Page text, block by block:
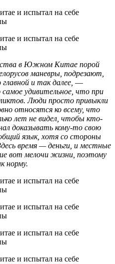
в Южном Китае порой
маневры, подрезают,
и так далее, —
удивительное, что при
Люди просто привыкли
относятся ко всему, что
лет не видел, чтобы кто-
доказывать кому-то свою
язык, хотя со стороны
время — деньги, и местные
вот мелочи жизни, поэтому
норму.